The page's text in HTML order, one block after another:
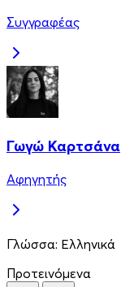
Συγγραφέας
Γωγώ Καρτσάνα
Αφηγητής
Γλώσσα: Ελληνικά
Προτεινόμενα